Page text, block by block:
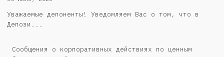
Уважаемые депоненты! Уведомляем Вас о том, что в
Депози...
Cообщения о корпоративных действиях по ценным